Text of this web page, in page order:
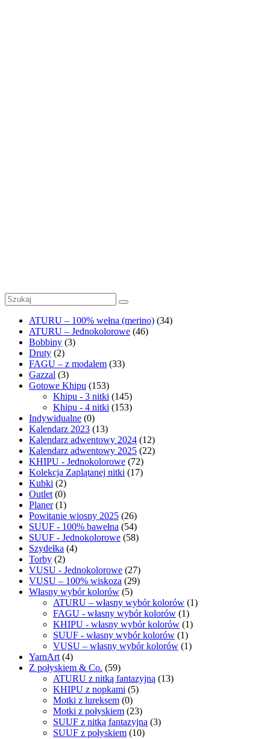
ATURU – 100% wełna (merino) (34)
ATURU – Jednokolorowe (46)
Bobbiny (3)
Druty (2)
FAGU – z modalem (33)
Gazzal (3)
Gotowe Khipu (153)
Khipu - 3 nitki (145)
Khipu - 4 nitki (153)
Indywidualne (0)
Kalendarz 2023 (13)
Kalendarz adwentowy 2024 (12)
Kalendarz adwentowy 2025 (22)
KHIPU - Jednokolorowe (72)
Kolekcja Zaplątanej nitki (17)
Kubki (2)
Outlet (0)
Planer (1)
Powitanie wiosny 2025 (26)
SUUF - 100% bawełna (54)
SUUF - Jednokolorowe (58)
Szydełka (4)
Torby (2)
VUSU - Jednokolorowe (27)
VUSU – 100% wiskoza (29)
Własny wybór kolorów (5)
ATURU – własny wybór kolorów (1)
FAGU - własny wybór kolorów (1)
KHIPU - własny wybór kolorów (1)
SUUF - własny wybór kolorów (1)
VUSU – własny wybór kolorów (1)
YarnArt (4)
Z połyskiem & Co. (59)
ATURU z nitką fantazyjną (13)
KHIPU z nopkami (5)
Motki z lureksem (0)
Motki z połyskiem (23)
SUUF z nitką fantazyjną (3)
SUUF z połyskiem (10)